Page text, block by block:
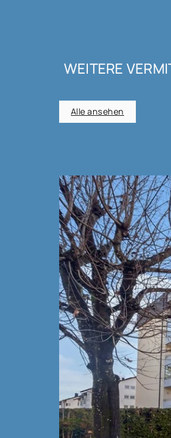
WEITERE
Alle ansehen